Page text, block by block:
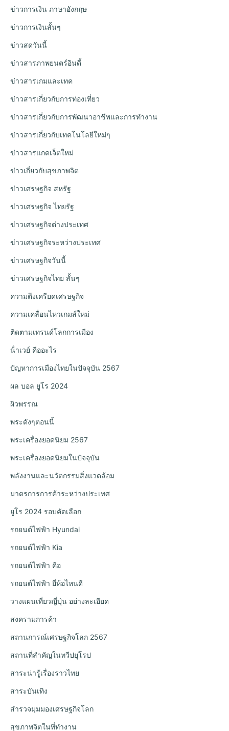
ข่าวการเงิน ภาษาอังกฤษ
ข่าวการเงินสั้นๆ
ข่าวสดวันนี้
ข่าวสารภาพยนตร์อินดี้
ข่าวสารเกมและเทค
ข่าวสารเกี่ยวกับการท่องเที่ยว
ข่าวสารเกี่ยวกับการพัฒนาอาชีพและการทำงาน
ข่าวสารเกี่ยวกับเทคโนโลยีใหม่ๆ
ข่าวสารแกดเจ็ตใหม่
ข่าวเกี่ยวกับสุขภาพจิต
ข่าวเศรษฐกิจ สหรัฐ
ข่าวเศรษฐกิจ ไทยรัฐ
ข่าวเศรษฐกิจต่างประเทศ
ข่าวเศรษฐกิจระหว่างประเทศ
ข่าวเศรษฐกิจวันนี้
ข่าวเศรษฐกิจไทย สั้นๆ
ความตึงเครียดเศรษฐกิจ
ความเคลื่อนไหวเกมส์ใหม่
ติดตามเทรนด์โลกการเมือง
น้ําเวย์ คืออะไร
ปัญหาการเมืองไทยในปัจจุบัน 2567
ผล บอล ยูโร 2024
ผิวพรรณ
พระดังๆตอนนี้
พระเครื่องยอดนิยม 2567
พระเครื่องยอดนิยมในปัจจุบัน
พลังงานและนวัตกรรมสิ่งแวดล้อม
มาตรการการค้าระหว่างประเทศ
ยูโร 2024 รอบคัดเลือก
รถยนต์ไฟฟ้า Hyundai
รถยนต์ไฟฟ้า Kia
รถยนต์ไฟฟ้า คือ
รถยนต์ไฟฟ้า ยี่ห้อไหนดี
วางแผนเที่ยวญี่ปุ่น อย่างละเอียด
สงครามการค้า
สถานการณ์เศรษฐกิจโลก 2567
สถานที่สำคัญในทวีปยุโรป
สาระน่ารู้เรื่องราวไทย
สาระบันเทิง
สำรวจมุมมองเศรษฐกิจโลก
สุขภาพจิตในที่ทำงาน